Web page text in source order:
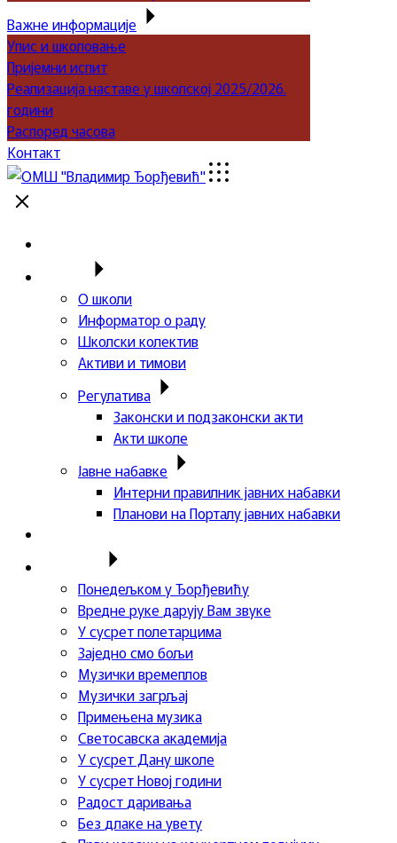
Важне информације
Упис и школовање
Пријемни испит
Реализација наставе у школској 2025/2026.
години
Распоред часова
Контакт
О школи
Информатор о раду
Школски колектив
Активи и тимови
Регулатива
Законски и подзаконски акти
Акти школе
Јавне набавке
Интерни правилник јавних набавки
Планови на Порталу јавних набавки
Понедељком у Ђорђевићу
Вредне руке дарују Вам звуке
У сусрет полетарцима
Заједно смо бољи
Музички времеплов
Музички загрљај
Примењена музика
Светосавска академија
У сусрет Дану школе
У сусрет Новој години
Радост даривања
Без длаке на увету